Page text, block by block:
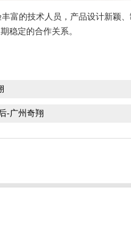
富的技术人员，产品设计新颖
稳定的合作关系。
-广州奇翔